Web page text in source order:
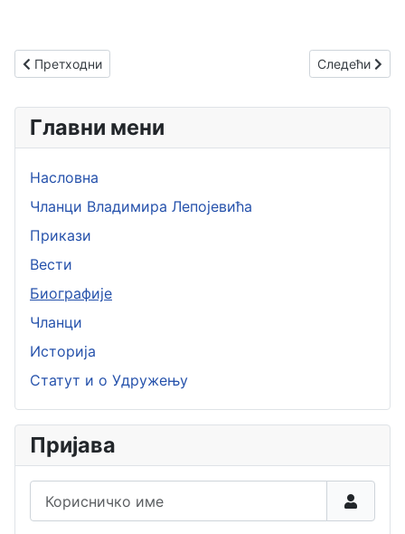
Претходни чланак: Петар Мариновић
Претходни Следећи
Следећи
Главни мени
Насловна
Чланци Владимира Лепојевића
Прикази
Вести
Биографије
Чланци
Историја
Статут и о Удружењу
Пријава